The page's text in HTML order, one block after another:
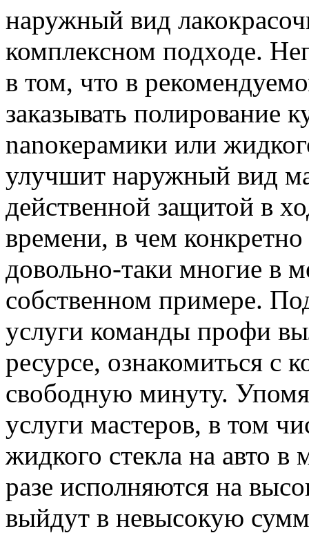
наружный вид
комплексном подходе.
в том, что в
заказывать полирование
nanoкерамики или
улучшит наружный вид
действенной защитой в
времени, в чем
довольно-таки многие в
собственном примере.
услуги команды профи
ресурсе, ознакомиться с
свободную минуту.
услуги мастеров, в том
жидкого стекла на авто
разе исполняются на
выйдут в невысокую